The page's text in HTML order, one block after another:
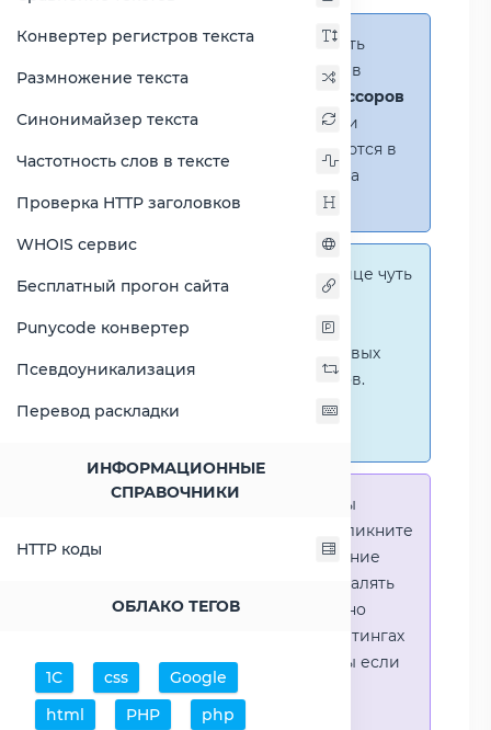
Конвертер регистров текста
Размножение текста
Синонимайзер текста
Частотность слов в тексте
Проверка HTTP заголовков
WHOIS сервис
Бесплатный прогон сайта
Punycode конвертер
Псевдоуникализация
Перевод раскладки
ИНФОРМАЦИОННЫЕ
СПРАВОЧНИКИ
HTTP коды
ОБЛАКО ТЕГОВ
1С css
Google
html
PHP
php
Справка:Можно добавить
несколько процессоров в
(до 14 процессоров
в таблице)
. В случае если
процессоры не помещаются в
таблицу, появится полоса
прокрутки.
На этой странице чуть
графические сравнения
количественных и числовых
параметров процессоров.
Перейти к наглядным
Справка:Для того что-бы
выделить процессор - кликните
на его название. Выделение
позволяет выборочно удалять
процессоры или наглядно
видеть результаты в рейтингах
(Во избежении путаницы если
в таблице несколько
процессоров)